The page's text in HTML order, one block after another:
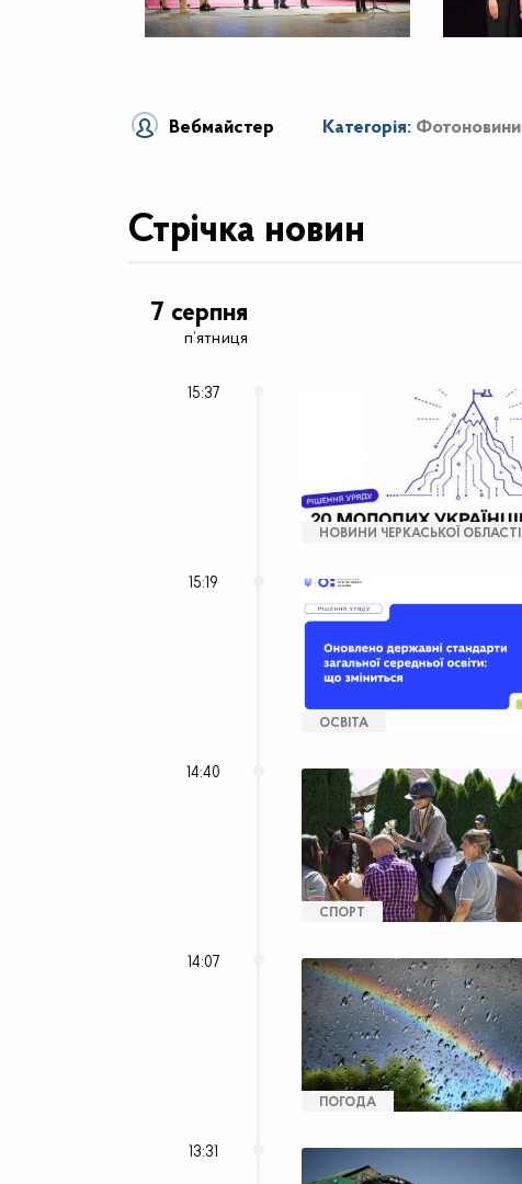
Вебмайстер Категорія: Фотоновини
Стрічка новин
7 серпня
п’ятниця
15:37
НОВИНИ ЧЕРКАСЬКОЇ ОБЛАСТІ
15:19
ОСВІТА
14:40
СПОРТ
14:07
ПОГОДА
13:31